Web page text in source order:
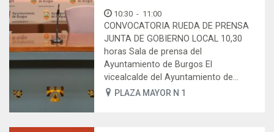
10:30 - 11:00
CONVOCATORIA RUEDA DE PRENSA
JUNTA DE GOBIERNO LOCAL 10,30
horas Sala de prensa del
Ayuntamiento de Burgos El
vicealcalde del Ayuntamiento de...
PLAZA MAYOR N 1